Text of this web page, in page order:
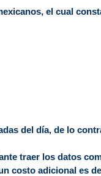
el cual
del día, de lo
traer los datos
costo adicional es